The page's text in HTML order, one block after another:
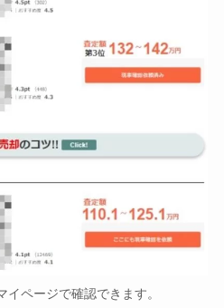
イページで確認できます。